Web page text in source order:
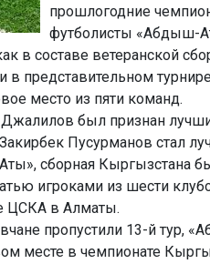
прошлогодние
футболисты «Абдыш-
в составе ветеранской
в представительном
место из пяти команд.
Джалилов был признан
Пусурманов стал
сборная Кыргызстана
игроками из шести
ЦСКА в Алматы.
пропустили 13-й тур,
месте в чемпионате